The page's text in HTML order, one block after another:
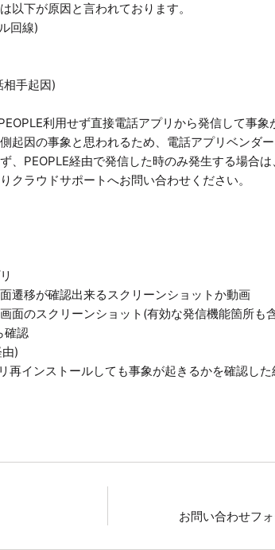
以下が原因と言われております。
回線)
相手起因)
利用せず直接電話アプリから発信して事象
起因の事象と思われるため、電話アプリベンダー
、PEOPLE経由で発信した時のみ発生する場合は
クラウドサポートへお問い合わせください。
遷移が確認出来るスクリーンショットか動画
面のスクリーンショット(有効な発信機能箇所も
確認
)
再インストールしても事象が起きるかを確認した
お問い合わせフ